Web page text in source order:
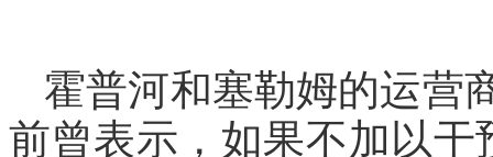
霍普河和塞勒姆的运营
前曾表示，如果不加以